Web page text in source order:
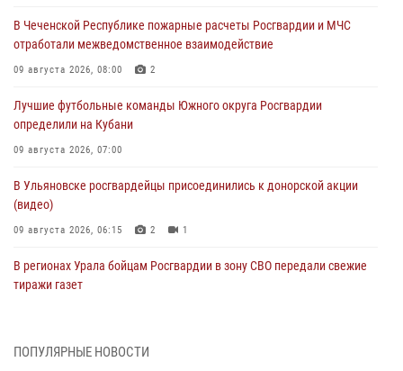
В Чеченской Республике пожарные расчеты Росгвардии и МЧС
отработали межведомственное взаимодействие
09 августа 2026, 08:00 2
Лучшие футбольные команды Южного округа Росгвардии
определили на Кубани
09 августа 2026, 07:00
В Ульяновске росгвардейцы присоединились к донорской акции
(видео)
09 августа 2026, 06:15 2 1
В регионах Урала бойцам Росгвардии в зону СВО передали свежие
тиражи газет
Росгвардейцы провели занятие по стрелковой подготовке для
ПОПУЛЯРНЫЕ НОВОСТИ